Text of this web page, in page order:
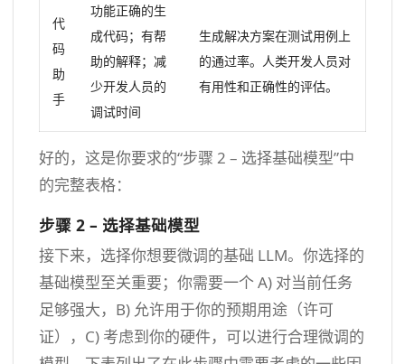
代
码
助
手
功能正确的生
成代码；有帮
助的解释；减
少开发人员的
调试时间
生成解决方案在测试用例上
的通过率。人类开发人员对
有用性和正确性的评估。
好的，这是你要求的“步骤 2 – 选择基础模型”中
的完整表格：
步骤 2 – 选择基础模型
接下来，选择你想要微调的基础 LLM。你选择的
基础模型至关重要；你需要一个 A) 对当前任务
足够强大，B) 允许用于你的预期用途（许可
证），C) 考虑到你的硬件，可以进行合理微调的